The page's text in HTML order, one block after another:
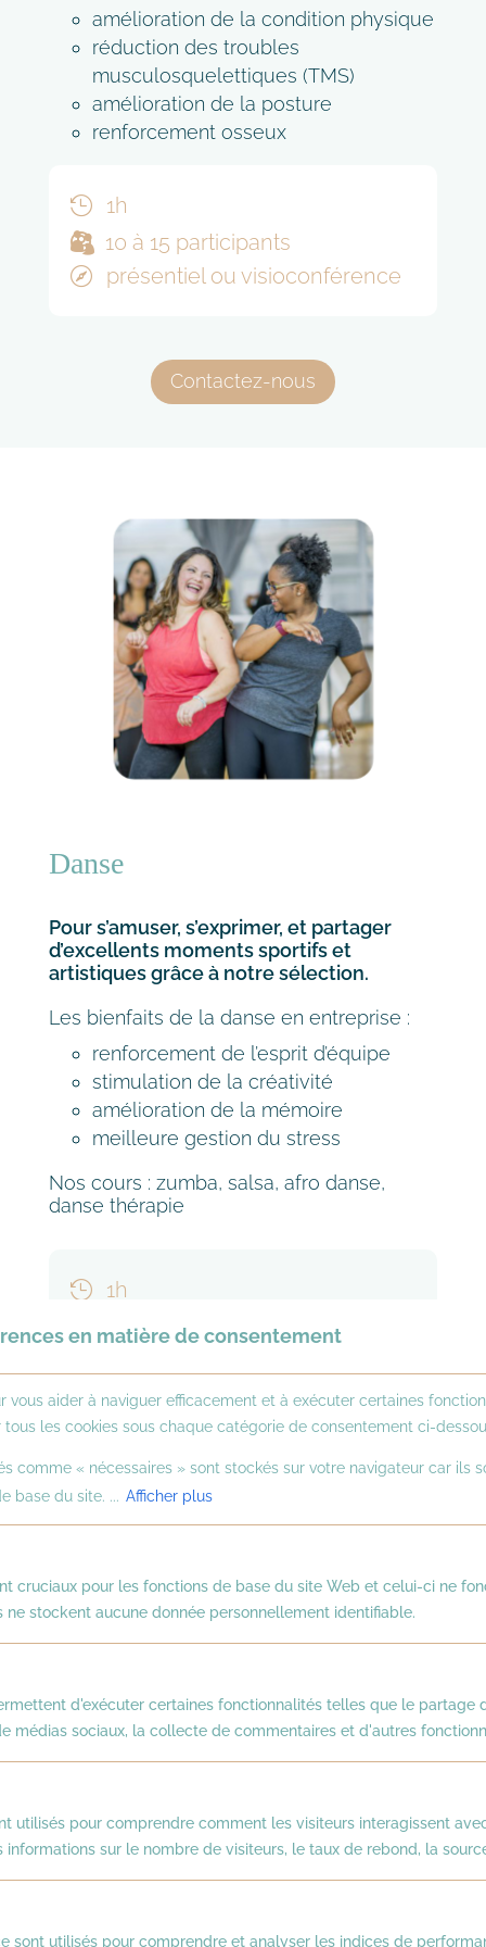
en matière de consentement
vous aider à naviguer efficacement et à exécuter certaines
les cookies sous chaque catégorie de consentement ci-
comme « nécessaires » sont stockés sur votre navigateur car ils
base du site. ... Afficher plus
cruciaux pour les fonctions de base du site Web et celui-ci ne
ne stockent aucune donnée personnellement identifiable.
d'exécuter certaines fonctionnalités telles que le partage
médias sociaux, la collecte de commentaires et d'autres
utilisés pour comprendre comment les visiteurs interagissent
informations sur le nombre de visiteurs, le taux de rebond, la
sont utilisés pour comprendre et analyser les indices de
amélioration de la condition physique
réduction des troubles
musculosquelettiques (TMS)
amélioration de la posture
renforcement osseux
 1h
 10 à 15 participants

 présentiel ou visioconférence
Contactez-nous
Danse
Pour s’amuser, s’exprimer, et partager
d’excellents moments sportifs et
artistiques grâce à notre sélection.
Les bienfaits de la danse en entreprise :
renforcement de l’esprit d’équipe
stimulation de la créativité
amélioration de la mémoire
meilleure gestion du stress
Nos cours : zumba, salsa, afro danse,
danse thérapie
 1h
 10 à 15 participants

Contactez-nous
pour tous vos collaborateurs
A propos
Les offres